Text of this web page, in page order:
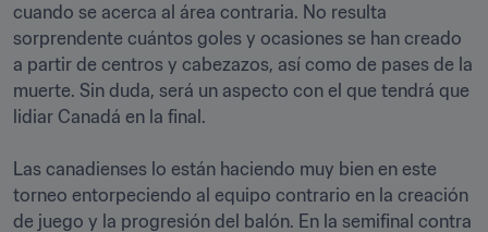
cuando se acerca al área contraria. No resulta
sorprendente cuántos goles y ocasiones se han creado
a partir de centros y cabezazos, así como de pases de la
muerte. Sin duda, será un aspecto con el que tendrá que
lidiar Canadá en la final.
Las canadienses lo están haciendo muy bien en este
torneo entorpeciendo al equipo contrario en la creación
de juego y la progresión del balón. En la semifinal contra